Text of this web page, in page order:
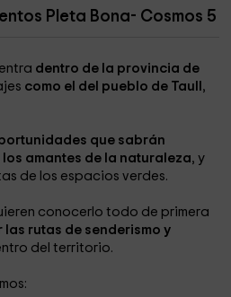
Pleta Bona- Cosmos 5
dentro de la provincia de
como el del pueblo de Taull ,
que sabrán
amantes de la naturaleza, y
de los espacios verdes.
conocerlo todo de primera
las rutas de senderismo y
del territorio.